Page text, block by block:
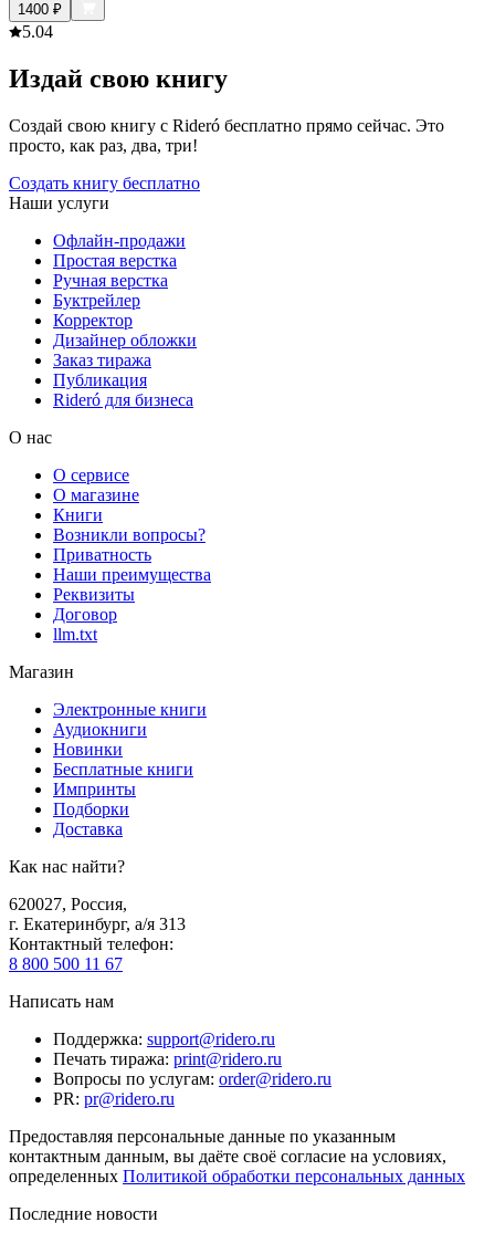
1400 ₽
5.04
Издай свою книгу
Создай свою книгу с Rideró бесплатно прямо сейчас. Это
просто, как раз, два, три!
Создать книгу бесплатно
Наши услуги
Офлайн-продажи
Простая верстка
Ручная верстка
Буктрейлер
Корректор
Дизайнер обложки
Заказ тиража
Публикация
Rideró для бизнеса
О нас
О сервисе
О магазине
Книги
Возникли вопросы?
Приватность
Наши преимущества
Реквизиты
Договор
llm.txt
Магазин
Электронные книги
Аудиокниги
Новинки
Бесплатные книги
Импринты
Подборки
Доставка
Как нас найти?
620027, Россия,
г. Екатеринбург, а/я 313
Контактный телефон:
8 800 500 11 67
Написать нам
Поддержка: support@ridero.ru
Печать тиража: print@ridero.ru
Вопросы по услугам: order@ridero.ru
PR: pr@ridero.ru
Предоставляя персональные данные по указанным
контактным данным, вы даёте своё согласие на условиях,
определенных Политикой обработки персональных данных
Последние новости